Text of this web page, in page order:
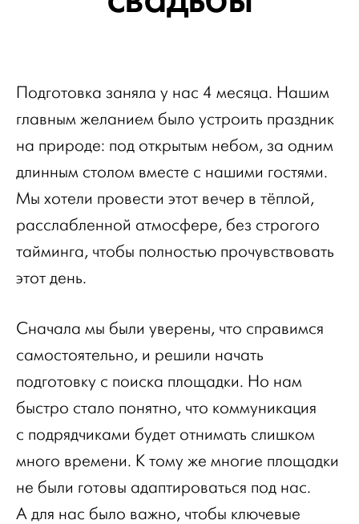
Подготовка заняла у нас 4 месяца. Нашим
главным желанием было устроить праздник
на природе: под открытым небом, за одним
длинным столом вместе с нашими гостями.
Мы хотели провести этот вечер в тёплой,
расслабленной атмосфере, без строгого
тайминга, чтобы полностью прочувствовать
этот день.
Сначала мы были уверены, что справимся
самостоятельно, и решили начать
подготовку с поиска площадки. Но нам
быстро стало понятно, что коммуникация
с подрядчиками будет отнимать слишком
много времени. К тому же многие площадки
не были готовы адаптироваться под нас.
А для нас было важно, чтобы ключевые